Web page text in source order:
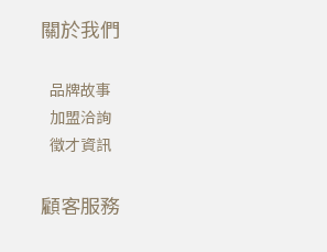
關於我們
品牌故事
加盟洽詢
徵才資訊
顧客服務